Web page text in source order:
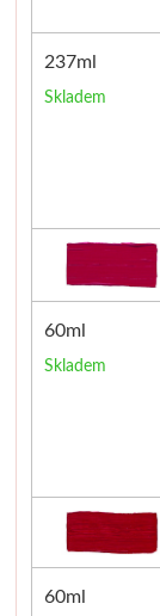
237ml
Skladem
60ml
Skladem
60ml